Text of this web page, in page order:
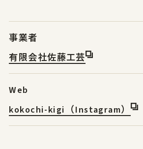
事業者
有限会社佐藤工芸
Web
kokochi-kigi（Instagram）